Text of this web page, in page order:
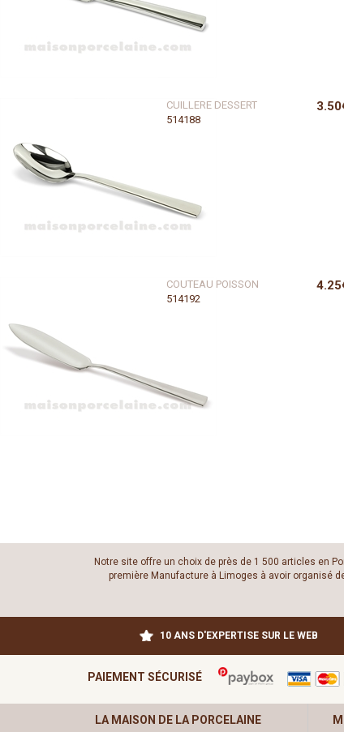
CUILLERE DESSERT
514188
COUTEAU POISSON
514192
Notre site offre un choix de près de 1 500 articles en
première Manufacture à Limoges à avoir organisé
10 ANS D'EXPERTISE SUR LE WEB
PAIEMENT SÉCURISÉ
LA MAISON DE LA PORCELAINE